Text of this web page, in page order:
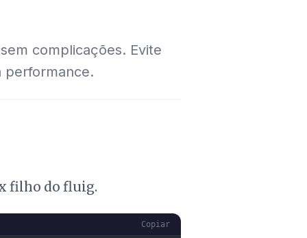
complicações. Evite
performance.
filho do fluig.
Copiar